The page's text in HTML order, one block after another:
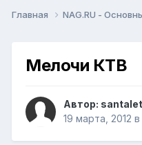
Главная NAG.RU -
Мелочи КТВ
Автор:
19 марта, 2012 в